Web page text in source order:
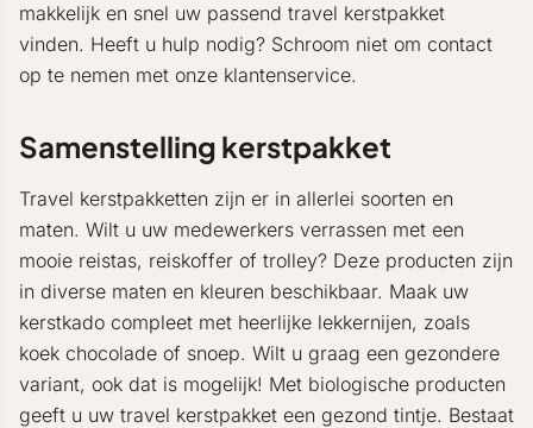
makkelijk en snel uw passend travel kerstpakket
vinden. Heeft u hulp nodig? Schroom niet om contact
op te nemen met onze klantenservice.
Samenstelling kerstpakket
Travel kerstpakketten zijn er in allerlei soorten en
maten. Wilt u uw medewerkers verrassen met een
mooie reistas, reiskoffer of trolley? Deze producten zijn
in diverse maten en kleuren beschikbaar. Maak uw
kerstkado compleet met heerlijke lekkernijen, zoals
koek chocolade of snoep. Wilt u graag een gezondere
variant, ook dat is mogelijk! Met biologische producten
geeft u uw travel kerstpakket een gezond tintje. Bestaat